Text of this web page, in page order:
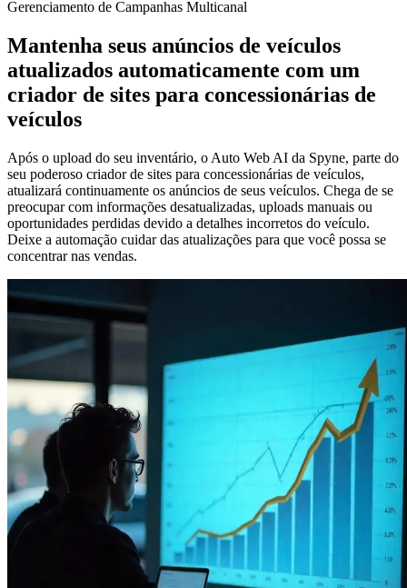
Gerenciamento de Campanhas Multicanal
Mantenha seus anúncios de veículos
atualizados automaticamente com um
criador de sites para concessionárias de
veículos
Após o upload do seu inventário, o Auto Web AI da Spyne, parte do
seu poderoso criador de sites para concessionárias de veículos,
atualizará continuamente os anúncios de seus veículos. Chega de se
preocupar com informações desatualizadas, uploads manuais ou
oportunidades perdidas devido a detalhes incorretos do veículo.
Deixe a automação cuidar das atualizações para que você possa se
concentrar nas vendas.